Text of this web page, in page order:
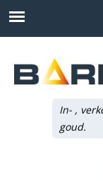
In- ,
goud.